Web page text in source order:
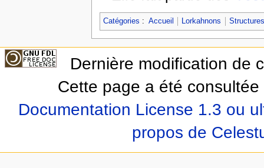
Catégories : Accueil Lorkahnons
Dernière modification de
Cette page a été
Documentation License 1.3 ou
propos de